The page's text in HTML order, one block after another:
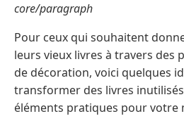
core/paragraph
Pour ceux qui souhaitent
leurs vieux livres à travers des
de décoration, voici quelques
transformer des livres
éléments pratiques pour votre